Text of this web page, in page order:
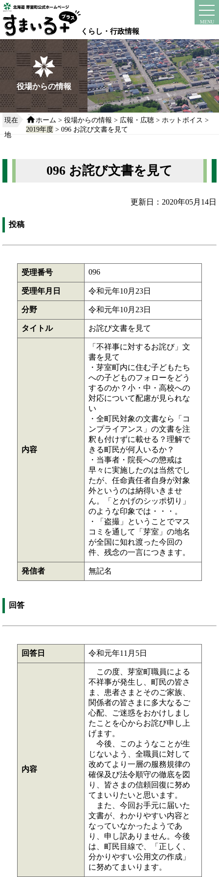
本
文
へ
移
動
る
くらし・行政情報
MENU
instagram
役場からの情報
現在
地
ホーム >役場からの情報 > 広報・広聴 > ホットボイス >
2019年度 > 096 お詫び文書を見て
096 お詫び文書を見て
更新日：2020年05月14日
投稿
受理番号 096
受理年月日 令和元年10月23日
分野 令和元年10月23日
タイトル お詫び文書を見て
内容
「不祥事に対するお詫び」文
書を見て
・芽室町内に住む子どもたち
への子どものフォローをどう
するのか？小・中・高校への
対応について配慮が見られな
い
・全町民対象の文書なら「コ
ンプライアンス」の文書を注
釈も付けずに載せる？理解で
きる町民が何人いるか？
・当事者・院長への懲戒は
早々に実施したのは当然でし
たが、任命責任者自身が対象
外というのは納得いきませ
ん。「とかげのシッポ切り」
のような印象では・・・。
・「盗撮」ということでマス
コミを通して「芽室」の地名
が全国に知れ渡った今回の
件、残念の一言につきます。
発信者 無記名
回答
回答日 令和元年11月5日
内容
この度、芽室町職員による
不祥事が発生し、町民の皆さ
ま、患者さまとそのご家族、
関係者の皆さまに多大なるご
心配、ご迷惑をおかけしまし
たことを心からお詫び申し上
げます。
今後、このようなことが生
じないよう、全職員に対して
改めてより一層の服務規律の
確保及び法令順守の徹底を図
り、皆さまの信頼回復に努め
てまいりたいと思います。
また、今回お手元に届いた
文書が、わかりやすい内容と
なっていなかったようであ
り、申し訳ありません。今後
は、町民目線で、「正しく、
分かりやすい公用文の作成」
に努めてまいります。